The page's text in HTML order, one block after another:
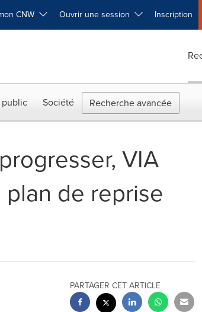
CNW Ouvrir une session Inscription
Société Recherche avancée
VIA
de reprise
PARTAGER CET ARTICLE